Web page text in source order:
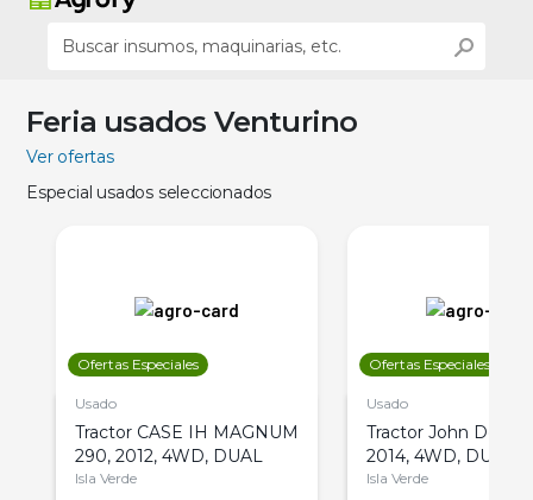
Feria usados Venturino
Ver ofertas
Especial usados seleccionados
Ofertas Especiales
Usado
Tractor CASE IH MAGNUM
290, 2012, 4WD, DUAL
Isla Verde
Ofertas Especiales
Usado
Tractor John Deere
2014, 4WD, DUAL
Isla Verde